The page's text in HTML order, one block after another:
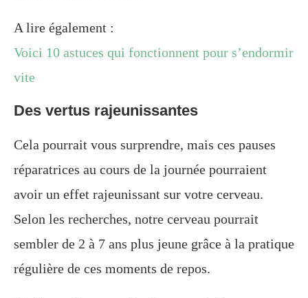
A lire également :
Voici 10 astuces qui fonctionnent pour s’endormir
vite
Des vertus rajeunissantes
Cela pourrait vous surprendre, mais ces pauses
réparatrices au cours de la journée pourraient
avoir un effet rajeunissant sur votre cerveau.
Selon les recherches, notre cerveau pourrait
sembler de 2 à 7 ans plus jeune grâce à la pratique
régulière de ces moments de repos.